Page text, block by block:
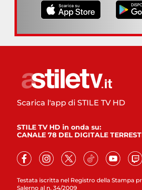
Testata iscritta nel Registro della Stampa
Salerno al n. 34/2009
Scarica l'app di STILE TV HD
STILE TV HD in onda su:
CANALE 78 DEL DIGITALE